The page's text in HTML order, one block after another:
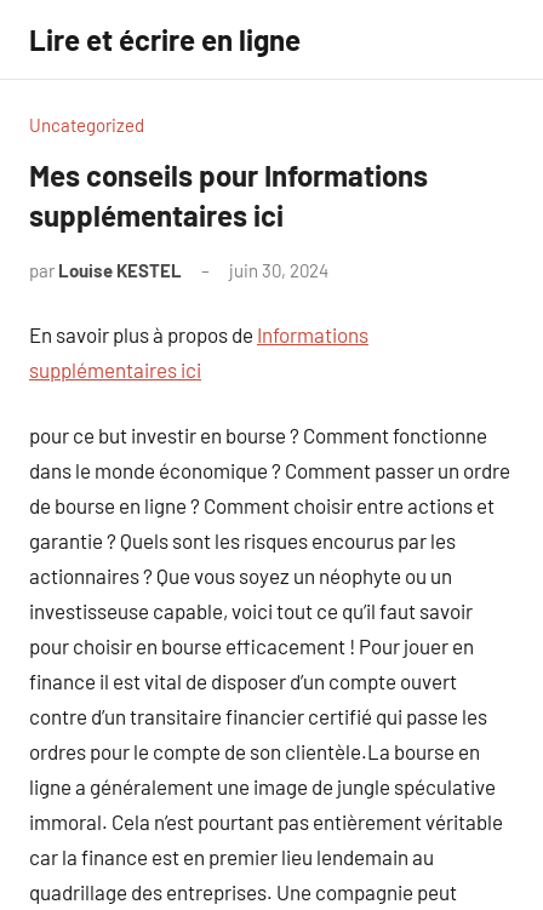
contenu
Lire et écrire en ligne
Uncategorized
Mes conseils pour Informations
supplémentaires ici
par Louise KESTEL juin 30, 2024
En savoir plus à propos de Informations
supplémentaires ici
pour ce but investir en bourse ? Comment fonctionne
dans le monde économique ? Comment passer un ordre
de bourse en ligne ? Comment choisir entre actions et
garantie ? Quels sont les risques encourus par les
actionnaires ? Que vous soyez un néophyte ou un
investisseuse capable, voici tout ce qu’il faut savoir
pour choisir en bourse efficacement ! Pour jouer en
finance il est vital de disposer d’un compte ouvert
contre d’un transitaire financier certifié qui passe les
ordres pour le compte de son clientèle.La bourse en
ligne a généralement une image de jungle spéculative
immoral. Cela n’est pourtant pas entièrement véritable
car la finance est en premier lieu lendemain au
quadrillage des entreprises. Une compagnie peut